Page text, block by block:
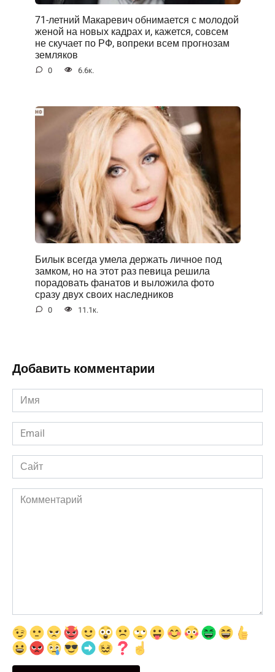
71-летний Макаревич обнимается с молодой
женой на новых кадрах и, кажется, совсем
не скучает по РФ, вопреки всем прогнозам
земляков
0 6.6к.
Билык всегда умела держать личное под
замком, но на этот раз певица решила
порадовать фанатов и выложила фото
сразу двух своих наследников
0 11.1к.
Добавить комментарии
Имя
*
Email
*
Сайт
Комментарий